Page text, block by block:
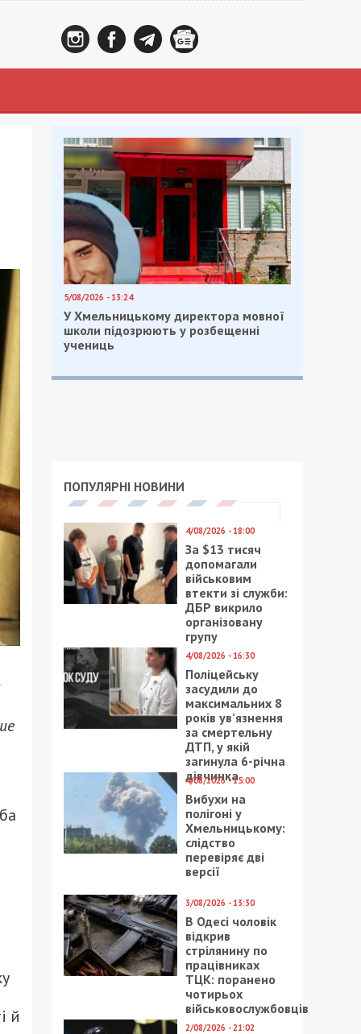
й
5/08/2026 - 13:24
У Хмельницькому директора мовної
школи підозрюють у розбещенні
учениць
ПОПУЛЯРНІ НОВИНИ
4/08/2026 - 18:00
За $13 тисяч
допомагали
військовим
втекти зі служби:
ДБР викрило
організовану
групу
4/08/2026 - 16:30
Поліцейську
засудили до
максимальних 8
років ув’язнення
за смертельну
ДТП, у якій
загинула 6-річна
дівчинка
4/08/2026 - 15:00
Вибухи на
полігоні у
Хмельницькому:
слідство
перевіряє дві
версії
3/08/2026 - 13:30
В Одесі чоловік
відкрив
стрілянину по
працівниках
ТЦК: поранено
чотирьох
військовослужбовців
2/08/2026 - 21:02